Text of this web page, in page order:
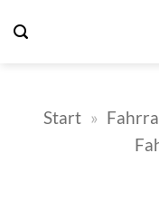
Inhalt
Start »